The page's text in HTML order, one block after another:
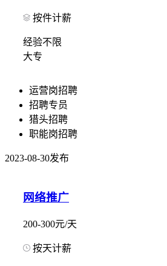
按件计薪
经验不限
大专
运营岗招聘
招聘专员
猎头招聘
职能岗招聘
2023-08-30发布
网络推广
200-300元/天
按天计薪